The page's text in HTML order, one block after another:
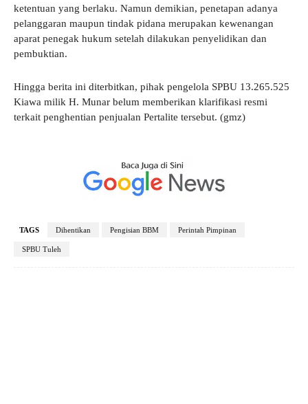
ketentuan yang berlaku. Namun demikian, penetapan adanya
pelanggaran maupun tindak pidana merupakan kewenangan
aparat penegak hukum setelah dilakukan penyelidikan dan
pembuktian.
Hingga berita ini diterbitkan, pihak pengelola SPBU 13.265.525
Kiawa milik H. Munar belum memberikan klarifikasi resmi
terkait penghentian penjualan Pertalite tersebut. (gmz)
TAGS Dihentikan Pengisian BBM Perintah Pimpinan
SPBU Tuleh